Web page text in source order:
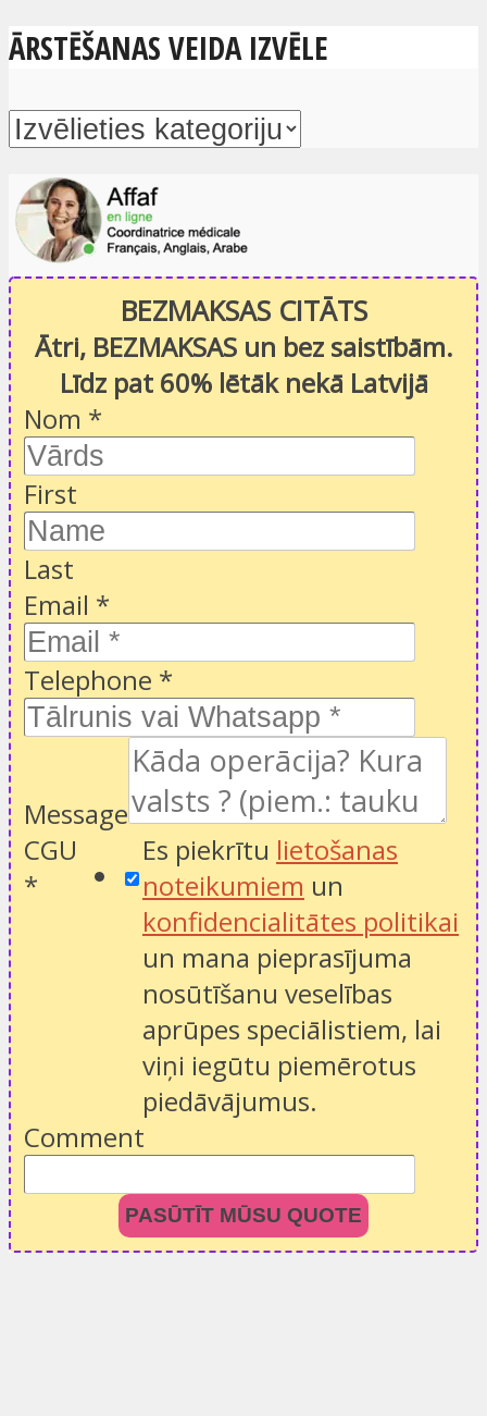
ĀRSTĒŠANAS VEIDA IZVĒLE
BEZMAKSAS CITĀTS
Ātri, BEZMAKSAS un bez saistībām.
Līdz pat 60% lētāk nekā Latvijā
Nom *
First
Last
Email *
Telephone *
Message
CGU
*
Es piekrītu lietošanas
noteikumiem un
konfidencialitātes politikai
un mana pieprasījuma
nosūtīšanu veselības
aprūpes speciālistiem, lai
viņi iegūtu piemērotus
piedāvājumus.
Comment
PASŪTĪT MŪSU QUOTE